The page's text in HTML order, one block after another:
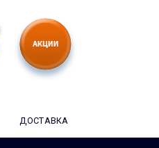
ДОСТАВКА